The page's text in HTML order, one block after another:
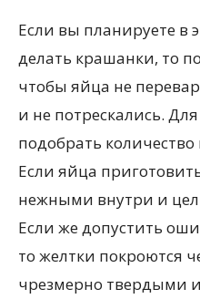
Если вы планируете в
делать крашанки, то
чтобы яйца не
и не потрескались.
подобрать
Если яйца
нежными внутри и
Если же допустить
то желтки покроются
чрезмерно твердыми